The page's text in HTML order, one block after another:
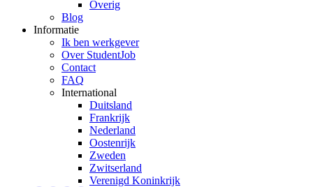
Overig
Blog
Informatie
Ik ben werkgever
Over StudentJob
Contact
FAQ
International
Duitsland
Frankrijk
Nederland
Oostenrijk
Zweden
Zwitserland
Verenigd Koninkrijk